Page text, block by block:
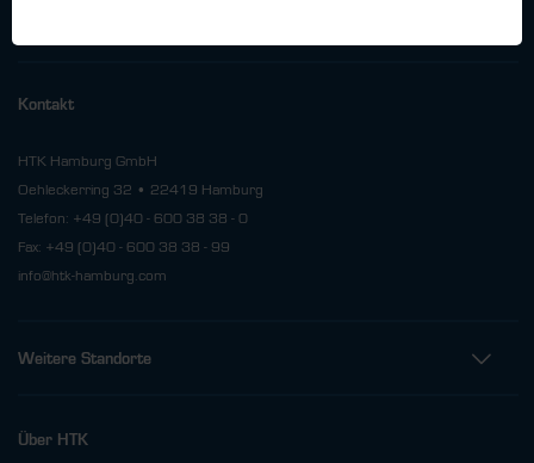
Kontakt
HTK Hamburg GmbH
Oehleckerring 32 • 22419 Hamburg
Telefon: +49 (0)40 - 600 38 38 - 0
Fax: +49 (0)40 - 600 38 38 - 99
info@htk-hamburg.com
Weitere Standorte
Über HTK